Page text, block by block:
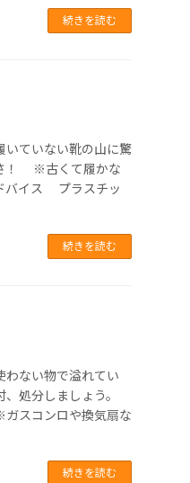
続きを読む
ていない靴の山に驚
！ ※古くて履かな
バイス プラスチッ
続きを読む
わない物で溢れてい
処分しましょう。
スコンロや換気扇な
続きを読む